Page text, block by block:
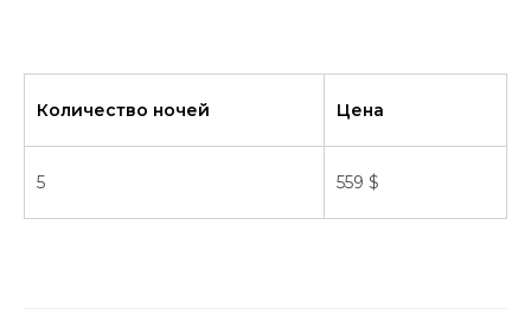
Количество ночей Цена
5 559 $